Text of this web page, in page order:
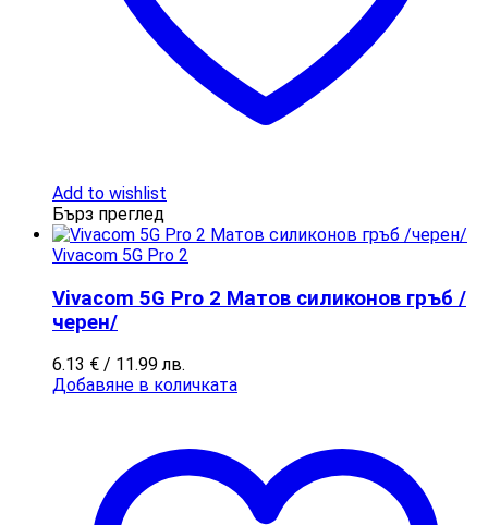
Add to wishlist
Бърз преглед
Vivacom 5G Pro 2
Vivacom 5G Pro 2 Матов силиконов гръб /
черен/
6.13 € / 11.99 лв.
Добавяне в количката